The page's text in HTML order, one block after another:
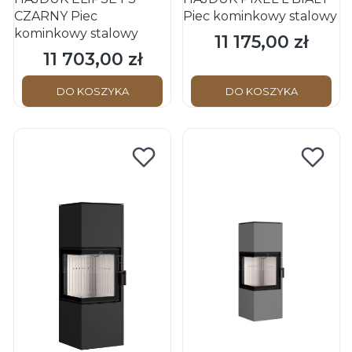
CZARNY Piec
kominkowy stalowy
Cena
11 703,00 zł
DO KOSZYKA
Piec kominkowy stalowy
Cena
11 175,00 zł
DO KOSZYKA